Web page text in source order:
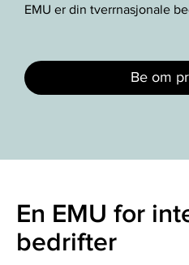
EMU er din tverrnasjonale
Be om
En EMU for
bedrifter